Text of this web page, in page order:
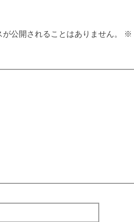
公開されることはありません。 ※